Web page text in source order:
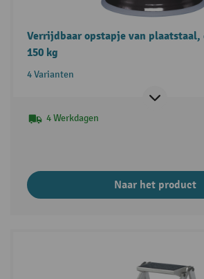
Verrijdbaar opstapje van plaatstaal,
150 kg
4 Varianten
4 Werkdagen
Naar het product